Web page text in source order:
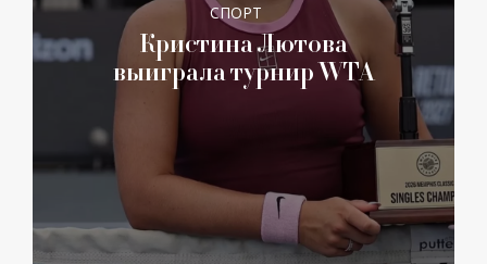
СПОРТ
Кристина Лютова
выиграла турнир WTA